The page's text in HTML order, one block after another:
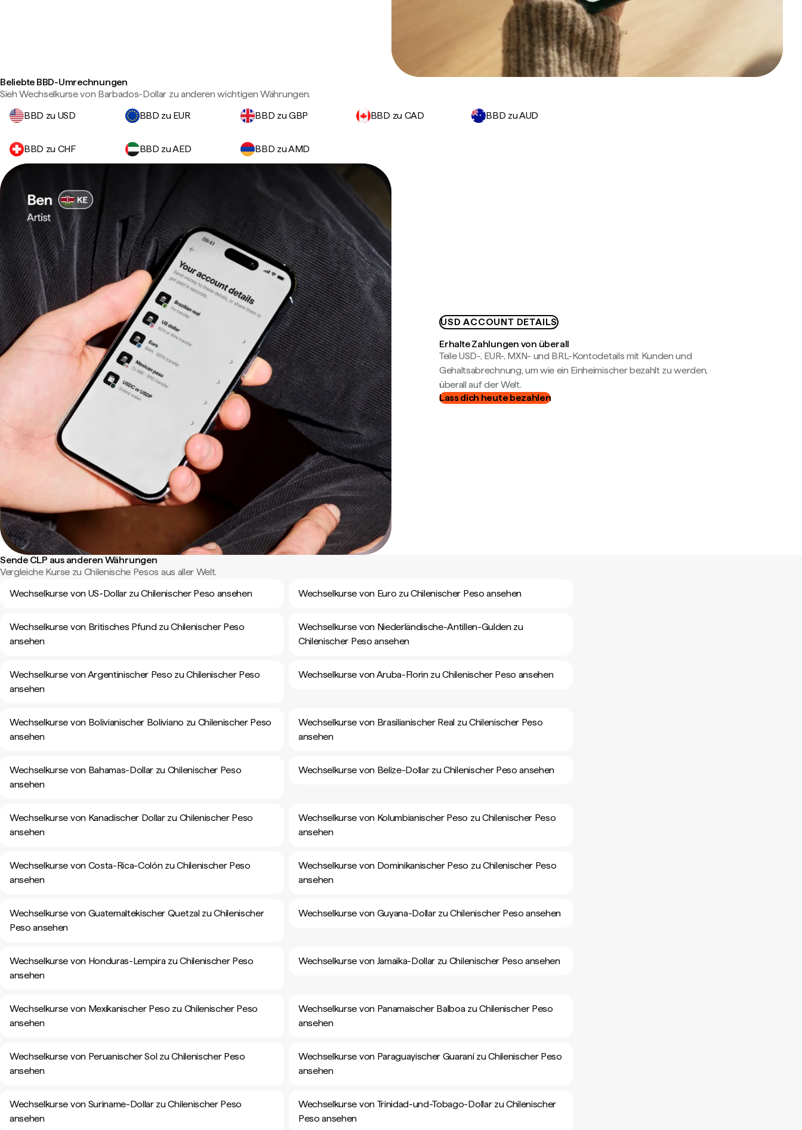
Beliebte BBD-Umrechnungen
Sieh Wechselkurse von Barbados-Dollar zu anderen wichtigen Währungen.
BBD zu USD
BBD zu EUR BBD zu GBP BBD zu CAD BBD zu AUD
BBD zu CHF BBD zu AED BBD zu AMD
USD ACCOUNT DETAILS
Erhalte Zahlungen von überall
Teile USD-, EUR-, MXN- und BRL-Kontodetails mit Kunden und
Gehaltsabrechnung, um wie ein Einheimischer bezahlt zu werden,
überall auf der Welt.
Lass dich heute bezahlen
Sende CLP aus anderen Währungen
Vergleiche Kurse zu Chilenische Pesos aus aller Welt.
Wechselkurse von US-Dollar zu Chilenischer Peso ansehen
Wechselkurse von Euro zu Chilenischer Peso ansehen
Wechselkurse von Britisches Pfund zu Chilenischer Peso
ansehen
Wechselkurse von Niederländische-Antillen-Gulden zu
Chilenischer Peso ansehen
Wechselkurse von Argentinischer Peso zu Chilenischer Peso
ansehen
Wechselkurse von Aruba-Florin zu Chilenischer Peso ansehen
Wechselkurse von Bolivianischer Boliviano zu Chilenischer Peso
ansehen
Wechselkurse von Brasilianischer Real zu Chilenischer Peso
ansehen
Wechselkurse von Bahamas-Dollar zu Chilenischer Peso
ansehen
Wechselkurse von Belize-Dollar zu Chilenischer Peso ansehen
Wechselkurse von Kanadischer Dollar zu Chilenischer Peso
ansehen
Wechselkurse von Kolumbianischer Peso zu Chilenischer Peso
ansehen
Wechselkurse von Costa-Rica-Colón zu Chilenischer Peso
ansehen
Wechselkurse von Dominikanischer Peso zu Chilenischer Peso
ansehen
Wechselkurse von Guatemaltekischer Quetzal zu Chilenischer
Peso ansehen
Wechselkurse von Guyana-Dollar zu Chilenischer Peso ansehen
Wechselkurse von Honduras-Lempira zu Chilenischer Peso
ansehen
Wechselkurse von Jamaika-Dollar zu Chilenischer Peso ansehen
Wechselkurse von Mexikanischer Peso zu Chilenischer Peso
ansehen
Wechselkurse von Panamaischer Balboa zu Chilenischer Peso
ansehen
Wechselkurse von Peruanischer Sol zu Chilenischer Peso
ansehen
Wechselkurse von Paraguayischer Guaraní zu Chilenischer Peso
ansehen
Wechselkurse von Suriname-Dollar zu Chilenischer Peso
ansehen
Wechselkurse von Trinidad-und-Tobago-Dollar zu Chilenischer
Peso ansehen